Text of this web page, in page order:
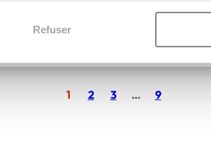
Refuser
Melun et d’Evry. Une fidélité…
1 2 3 … 9